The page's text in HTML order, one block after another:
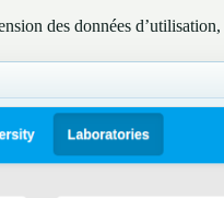
des données